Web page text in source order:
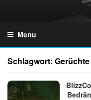
Menu
Schlagwort: Gerüchte
NEWS